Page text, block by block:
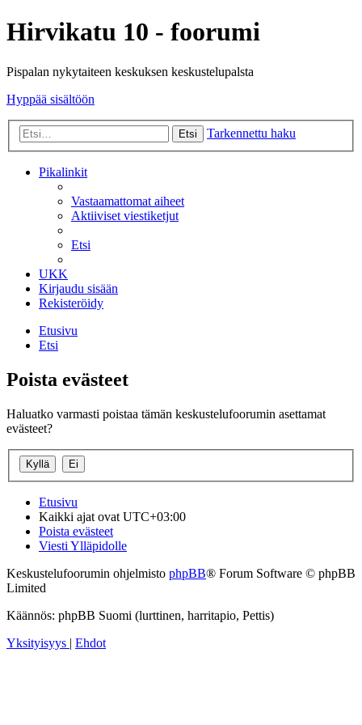
Hirvikatu 10 - foorumi
Pispalan nykytaiteen keskuksen keskustelupalsta
Hyppää sisältöön
Etsi Tarkennettu haku
Pikalinkit
Vastaamattomat aiheet
Aktiiviset viestiketjut
Etsi
UKK
Kirjaudu sisään
Rekisteröidy
Etusivu
Etsi
Poista evästeet
Haluatko varmasti poistaa tämän keskustelufoorumin asettamat
evästeet?
Etusivu
Kaikki ajat ovat UTC+03:00
Poista evästeet
Viesti Ylläpidolle
Keskustelufoorumin ohjelmisto phpBB® Forum Software © phpBB
Limited
Käännös: phpBB Suomi (lurttinen, harritapio, Pettis)
Yksityisyys | Ehdot